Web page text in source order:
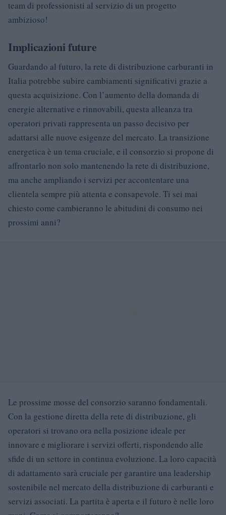
team di professionisti al servizio di un progetto
ambizioso!
Implicazioni future
Guardando al futuro, la rete di distribuzione carburanti in
Italia potrebbe subire cambiamenti significativi grazie a
questa acquisizione. Con l’aumento della domanda di
energie alternative e rinnovabili, questa alleanza tra
operatori privati rappresenta un passo decisivo per
adattarsi alle nuove esigenze del mercato. La transizione
energetica è un tema cruciale, e il consorzio si propone di
affrontarlo non solo mantenendo la rete di distribuzione,
ma anche ampliando i servizi per accontentare una
clientela sempre più attenta e consapevole. Ti sei mai
chiesto come cambieranno le abitudini di consumo nei
prossimi anni?
Le prossime mosse del consorzio saranno fondamentali.
Con la gestione diretta della rete di distribuzione, gli
operatori si trovano ora nella posizione ideale per
innovare e migliorare i servizi offerti, rispondendo alle
sfide di un settore in continua evoluzione. La loro capacità
di adattamento sarà cruciale per garantire una leadership
sostenibile nel mercato della distribuzione di carburanti e
servizi associati. La partita è aperta e il futuro è nelle loro